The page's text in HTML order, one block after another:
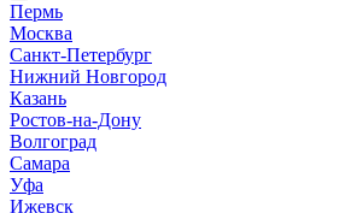
Пермь
Москва
Санкт-Петербург
Нижний Новгород
Казань
Ростов-на-Дону
Волгоград
Самара
Уфа
Ижевск